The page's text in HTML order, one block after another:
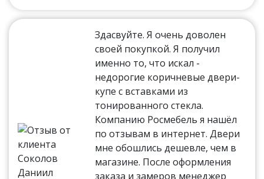
Здасвуйте. Я очень доволен
своей покупкой. Я получил
именно то, что искал -
недорогие коричневые двери-
купе с вставками из
тонированного стекла.
Компанию Росмебель я нашёл
по отзывам в интернет. Двери
мне обошлись дешевле, чем в
магазине. После оформления
заказа и замеров менеджер